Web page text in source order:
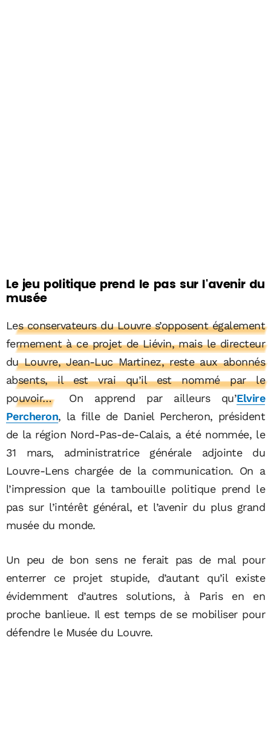
Le jeu politique prend le pas sur l'avenir du
musée
Les conservateurs du Louvre s’opposent également
fermement à ce projet de Liévin, mais le directeur
du Louvre, Jean-Luc Martinez, reste aux abonnés
absents, il est vrai qu’il est nommé par le
pouvoir…
On apprend par ailleurs qu’Elvire
Percheron, la fille de Daniel Percheron, président
de la région Nord-Pas-de-Calais, a été nommée, le
31 mars, administratrice générale adjointe du
Louvre-Lens chargée de la communication. On a
l’impression que la tambouille politique prend le
pas sur l’intérêt général, et l’avenir du plus grand
musée du monde.
Un peu de bon sens ne ferait pas de mal pour
enterrer ce projet stupide, d’autant qu’il existe
évidemment d’autres solutions, à Paris en en
proche banlieue. Il est temps de se mobiliser pour
défendre le Musée du Louvre.